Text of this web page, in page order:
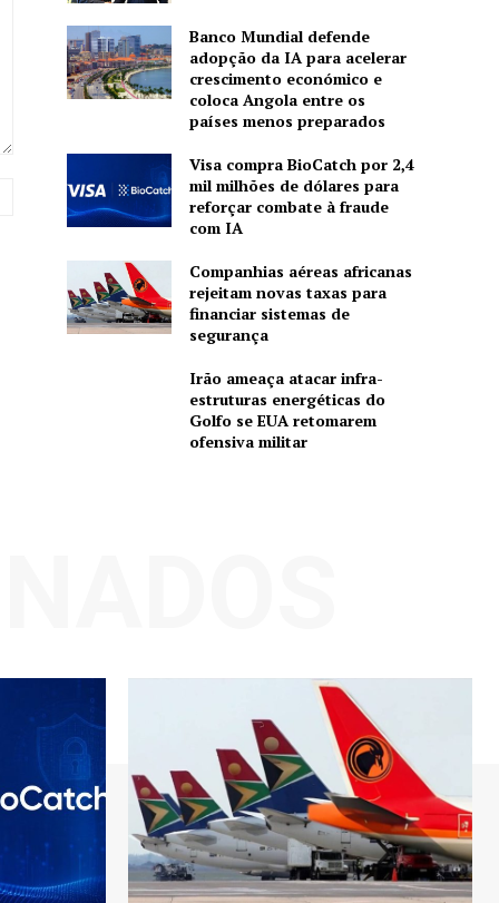
Banco Mundial defende
adopção da IA para acelerar
crescimento económico e
coloca Angola entre os
países menos preparados
Visa compra BioCatch por 2,4
mil milhões de dólares para
reforçar combate à fraude
com IA
Companhias aéreas africanas
rejeitam novas taxas para
financiar sistemas de
segurança
Irão ameaça atacar infra-
estruturas energéticas do
Golfo se EUA retomarem
ofensiva militar